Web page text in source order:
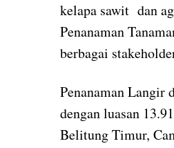
kelapa sawit dan
Penanaman
berbagai
Penanaman Langir
dengan luasan
Belitung Timur,